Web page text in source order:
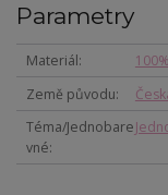
Parametry
Materiál
Země původu
Téma/Jednobare
vné